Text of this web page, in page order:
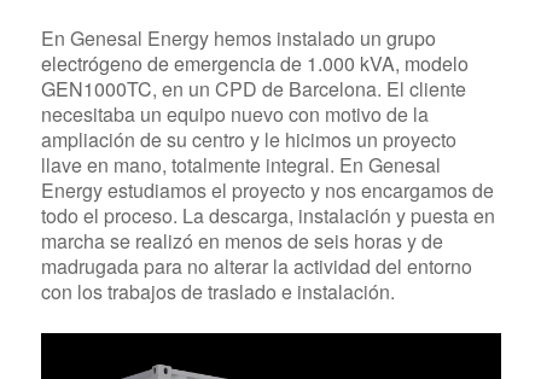
En Genesal Energy hemos instalado un grupo
electrógeno de emergencia de 1.000 kVA, modelo
GEN1000TC, en un CPD de Barcelona. El cliente
necesitaba un equipo nuevo con motivo de la
ampliación de su centro y le hicimos un proyecto
llave en mano, totalmente integral. En Genesal
Energy estudiamos el proyecto y nos encargamos de
todo el proceso. La descarga, instalación y puesta en
marcha se realizó en menos de seis horas y de
madrugada para no alterar la actividad del entorno
con los trabajos de traslado e instalación.